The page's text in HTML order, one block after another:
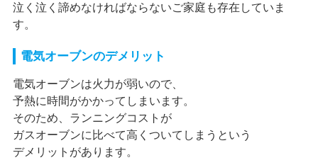
泣く泣く諦めなければならないご家庭も存在していま
す。
電気オーブンのデメリット
電気オーブンは火力が弱いので、
予熱に時間がかかってしまいます。
そのため、ランニングコストが
ガスオーブンに比べて高くついてしまうという
デメリットがあります。